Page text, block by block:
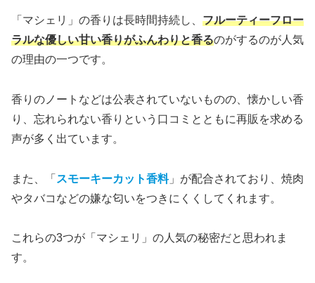
「マシェリ」の香りは長時間持続し、 フルーティーフロー
ラルな優しい甘い香りがふんわりと香るのがするのが人気
の理由の一つです。
香りのノートなどは公表されていないものの、懐かしい香
り、忘れられない香りという口コミとともに再販を求める
声が多く出ています。
また、「 スモーキーカット香料」が配合されており、焼肉
やタバコなどの嫌な匂いをつきにくくしてくれます。
これらの3つが「マシェリ」の人気の秘密だと思われま
す。